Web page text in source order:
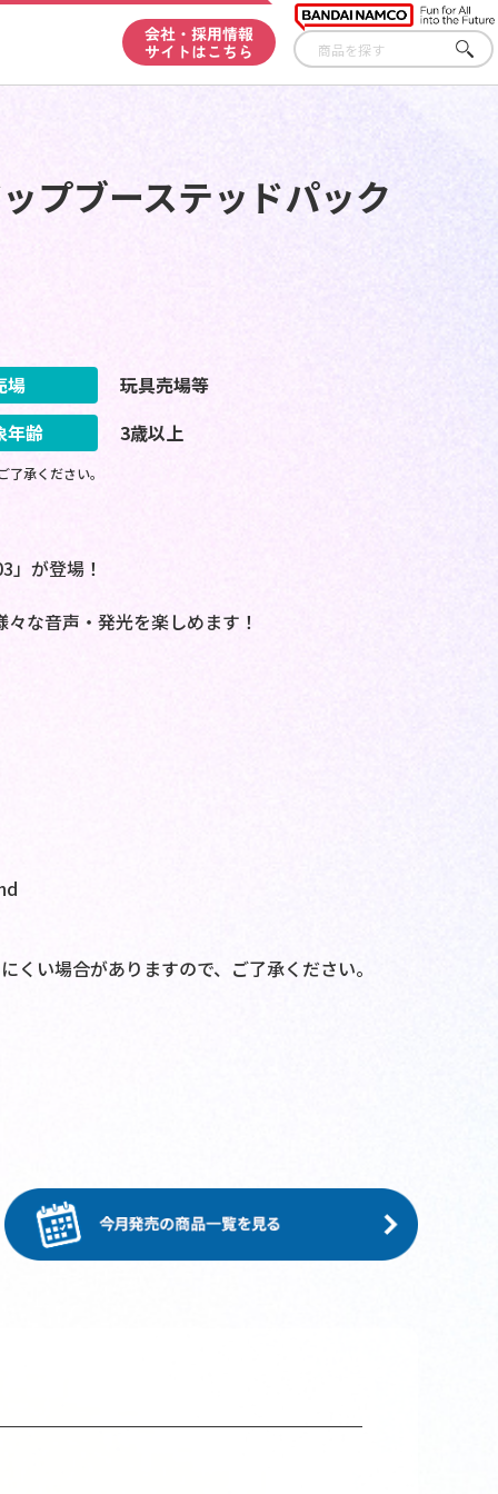
会社・採用情報
サイトはこちら
さが
す
プブーステッドパック
場
玩具売場等
年齢
3歳以上
承ください。
」が登場！
な音声・発光を楽しめます！
い場合がありますので、ご了承ください。